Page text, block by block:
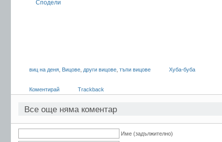
Сподели
виц на деня Вицове други вицове тъпи вицове Хуба-буба
Коментирай Trackback
Все още няма коментар
Име (задължително)